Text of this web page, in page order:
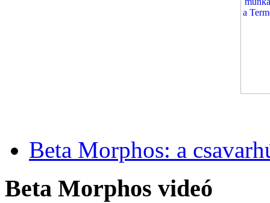
Beta Morphos: a
Beta Morphos videó